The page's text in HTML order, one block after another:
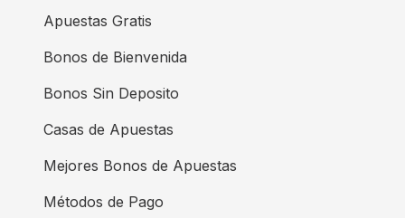
Apuestas Gratis
Bonos de Bienvenida
Bonos Sin Deposito
Casas de Apuestas
Mejores Bonos de Apuestas
Métodos de Pago